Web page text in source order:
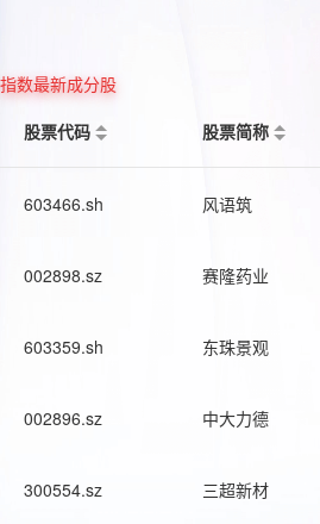
指数最新成分股
股票代码
股票简称
603466.sh 风语筑
002898.sz 赛隆药业
603359.sh 东珠景观
002896.sz 中大力德
300554.sz 三超新材